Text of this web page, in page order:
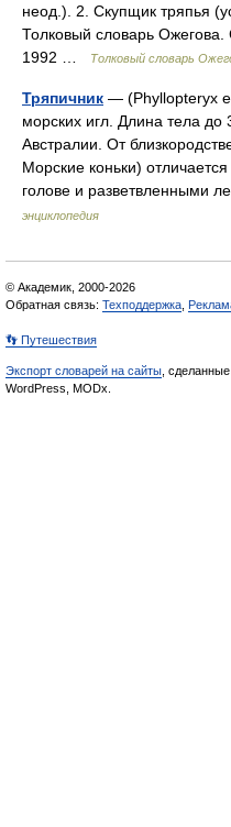
неод.). 2. Скупщик тряпья
Толковый словарь
1992 …
Толковый словарь
Тряпичник —
морских игл. Длина тела до
Австралии. От
Морские коньки)
голове и разветвленными
энциклопедия
© Академик, 2000-2026
Обратная связь: Техподдержка
👣 Путешествия
Экспорт словарей на сайты ,
WordPress, MODx.